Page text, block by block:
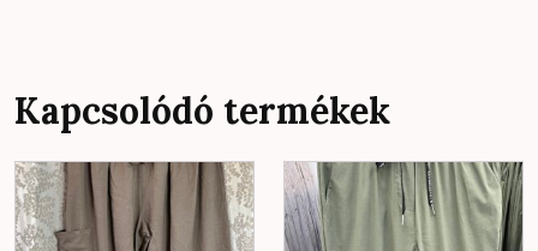
Kapcsolódó termékek
Ennek
a
terméknek